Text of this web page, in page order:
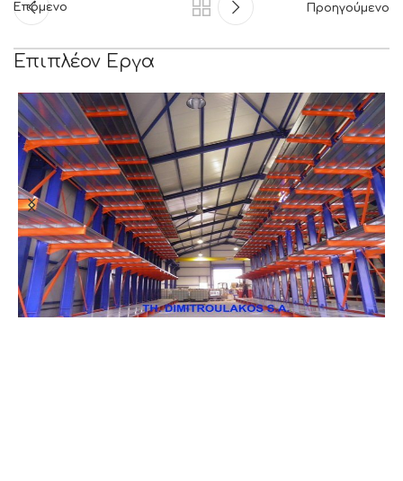
Επόμενο Προηγούμενο
Επιπλέον Εργα